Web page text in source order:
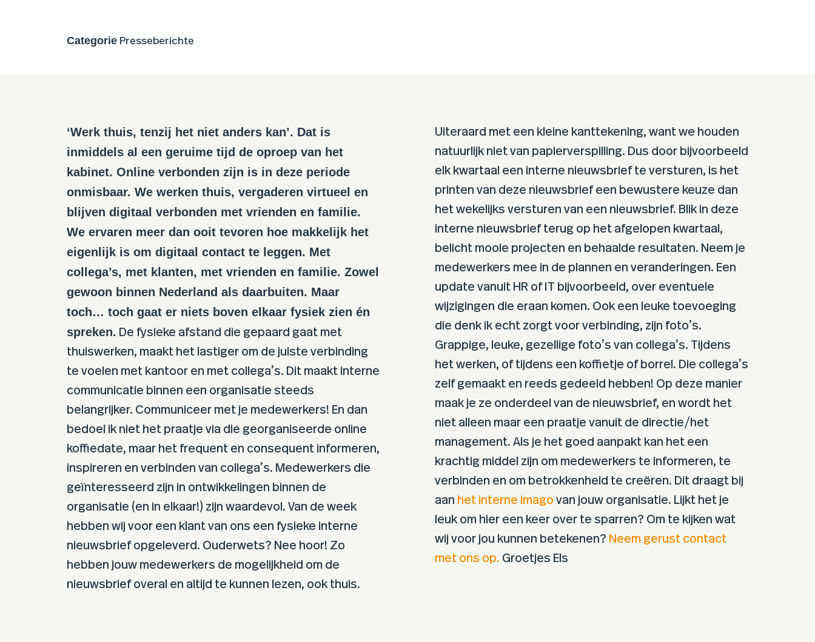
Categorie Presseberichte
‘Werk thuis, tenzij het niet anders kan’. Dat is
inmiddels al een geruime tijd de oproep van het
kabinet. Online verbonden zijn is in deze periode
onmisbaar. We werken thuis, vergaderen virtueel en
blijven digitaal verbonden met vrienden en familie.
We ervaren meer dan ooit tevoren hoe makkelijk het
eigenlijk is om digitaal contact te leggen. Met
collega’s, met klanten, met vrienden en familie. Zowel
gewoon binnen Nederland als daarbuiten. Maar
toch… toch gaat er niets boven elkaar fysiek zien én
spreken. De fysieke afstand die gepaard gaat met
thuiswerken, maakt het lastiger om de juiste verbinding
te voelen met kantoor en met collega’s. Dit maakt interne
communicatie binnen een organisatie steeds
belangrijker. Communiceer met je medewerkers! En dan
bedoel ik niet het praatje via die georganiseerde online
koffiedate, maar het frequent en consequent informeren,
inspireren en verbinden van collega’s. Medewerkers die
geïnteresseerd zijn in ontwikkelingen binnen de
organisatie (en in elkaar!) zijn waardevol. Van de week
hebben wij voor een klant van ons een fysieke interne
nieuwsbrief opgeleverd. Ouderwets? Nee hoor! Zo
hebben jouw medewerkers de mogelijkheid om de
nieuwsbrief overal en altijd te kunnen lezen, ook thuis.
Uiteraard met een kleine kanttekening, want we houden
natuurlijk niet van papierverspilling. Dus door bijvoorbeeld
elk kwartaal een interne nieuwsbrief te versturen, is het
printen van deze nieuwsbrief een bewustere keuze dan
het wekelijks versturen van een nieuwsbrief. Blik in deze
interne nieuwsbrief terug op het afgelopen kwartaal,
belicht mooie projecten en behaalde resultaten. Neem je
medewerkers mee in de plannen en veranderingen. Een
update vanuit HR of IT bijvoorbeeld, over eventuele
wijzigingen die eraan komen. Ook een leuke toevoeging
die denk ik echt zorgt voor verbinding, zijn foto’s.
Grappige, leuke, gezellige foto’s van collega’s. Tijdens
het werken, of tijdens een koffietje of borrel. Die collega’s
zelf gemaakt en reeds gedeeld hebben! Op deze manier
maak je ze onderdeel van de nieuwsbrief, en wordt het
niet alleen maar een praatje vanuit de directie/het
management. Als je het goed aanpakt kan het een
krachtig middel zijn om medewerkers te informeren, te
verbinden en om betrokkenheid te creëren. Dit draagt bij
aan het interne imago van jouw organisatie. Lijkt het je
leuk om hier een keer over te sparren? Om te kijken wat
wij voor jou kunnen betekenen? Neem gerust contact
met ons op. Groetjes Els